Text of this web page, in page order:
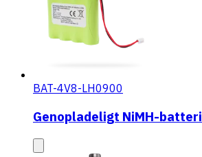
BAT-4V8-LH0900
Genopladeligt NiMH-batteri